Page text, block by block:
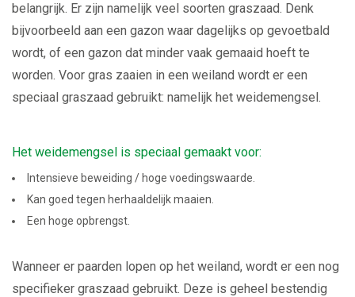
belangrijk. Er zijn namelijk veel soorten graszaad. Denk
bijvoorbeeld aan een gazon waar dagelijks op gevoetbald
wordt, of een gazon dat minder vaak gemaaid hoeft te
worden. Voor gras zaaien in een weiland wordt er een
speciaal graszaad gebruikt: namelijk het weidemengsel.
Het weidemengsel is speciaal gemaakt voor:
Intensieve beweiding / hoge voedingswaarde.
Kan goed tegen herhaaldelijk maaien.
Een hoge opbrengst.
Wanneer er paarden lopen op het weiland, wordt er een nog
specifieker graszaad gebruikt. Deze is geheel bestendig